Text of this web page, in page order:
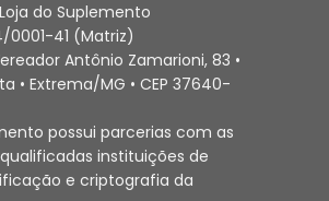
do Suplemento
0001-41 (Matriz)
Antônio Zamarioni, 83 •
• Extrema/MG • CEP 37640-
possui parcerias com as
instituições de
e criptografia da